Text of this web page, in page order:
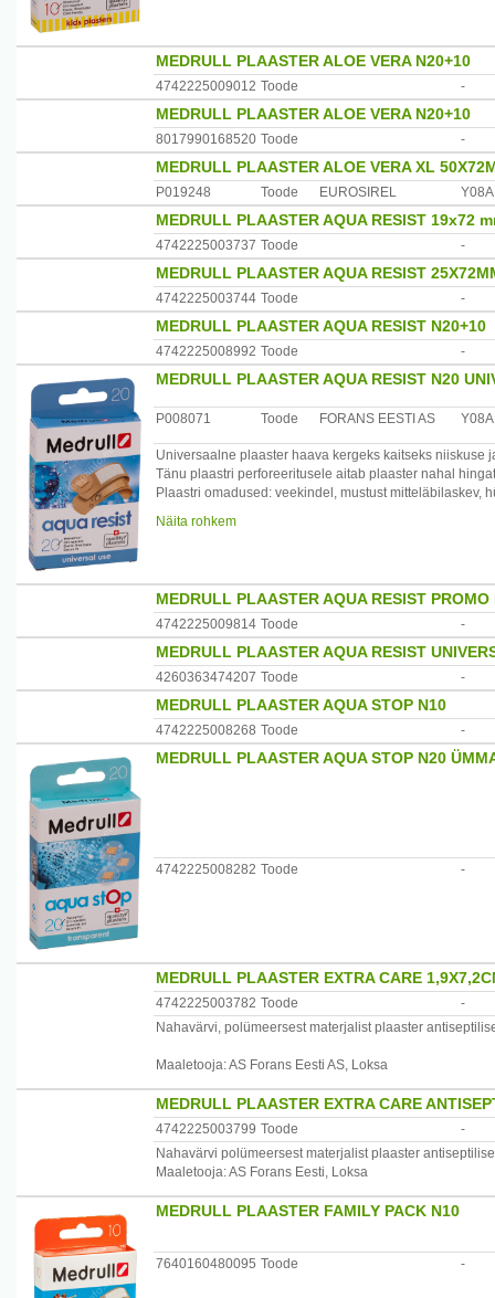
MEDRULL PLAASTER ALOE VERA N20+10
4742225009012 Toode -
MEDRULL PLAASTER ALOE VERA N20+10
8017990168520 Toode -
MEDRULL PLAASTER ALOE VERA XL
P019248 Toode EUROSIREL
MEDRULL PLAASTER AQUA RESIST 19x72
4742225003737 Toode -
MEDRULL PLAASTER AQUA RESIST
4742225003744 Toode -
MEDRULL PLAASTER AQUA RESIST N20+10
4742225008992 Toode -
MEDRULL PLAASTER AQUA RESIST N20
P008071 Toode FORANS EESTI AS
Universaalne plaaster haava kergeks kaitseks niiskuse
Tänu plaastri perforeeritusele aitab plaaster nahal
Plaastri omadused: veekindel, mustust mitteläbilaskev,
kaitseb haava.
Maaletooja : Forans Eesti, Posti 23, Loksa 74805
Näita rohkem
MEDRULL PLAASTER AQUA RESIST PROMO
4742225009814 Toode -
MEDRULL PLAASTER AQUA RESIST
4260363474207 Toode -
MEDRULL PLAASTER AQUA STOP N10
4742225008268 Toode -
MEDRULL PLAASTER AQUA STOP N20
4742225008282 Toode -
MEDRULL PLAASTER EXTRA CARE
4742225003782 Toode
-
Nahavärvi, polümeersest materjalist plaaster
Maaletooja: AS Forans Eesti AS, Loksa
MEDRULL PLAASTER EXTRA CARE
4742225003799 Toode
-
Nahavärvi polümeersest materjalist plaaster
Maaletooja: AS Forans Eesti, Loksa
MEDRULL PLAASTER FAMILY PACK N10
7640160480095 Toode -